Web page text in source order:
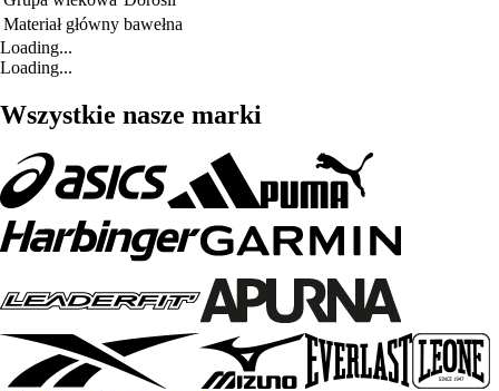
Materiał główny bawełna
Loading...
Loading...
Wszystkie nasze marki